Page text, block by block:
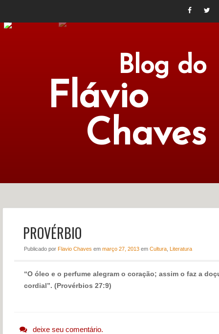
Blog do
Flávio
Chaves
CONTATO
PROVÉRBIO
Publicado por Flavio Chaves em março 27, 2013em Cultura, Literatura
“O óleo e o perfume alegram o coração; assim o faz a
cordial”. (Provérbios 27:9)
deixe seu comentário.